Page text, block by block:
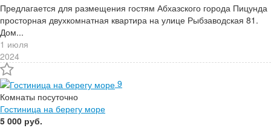
Предлагается для размещения гостям Абхазского города Пицунда
просторная двухкомнатная квартира на улице Рыбзаводская 81.
Дом...
1 июля
2024
9
Комнаты посуточно
Гостиница на берегу море
5 000 руб.